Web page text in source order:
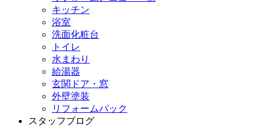
キッチン
浴室
洗面化粧台
トイレ
水まわり
給湯器
玄関ドア・窓
外壁塗装
リフォームパック
スタッフブログ